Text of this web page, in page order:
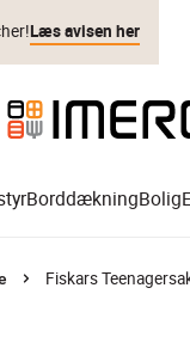
Læs avisen her
BorddækningBolig
Fiskars